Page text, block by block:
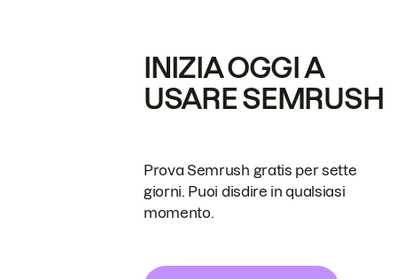
INIZIA OGGI A
USARE SEMRUSH
Prova Semrush gratis per sette
giorni. Puoi disdire in qualsiasi
momento.